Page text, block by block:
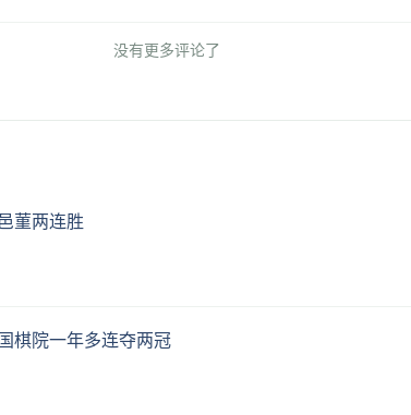
没有更多评论了
菫两连胜
棋院一年多连夺两冠